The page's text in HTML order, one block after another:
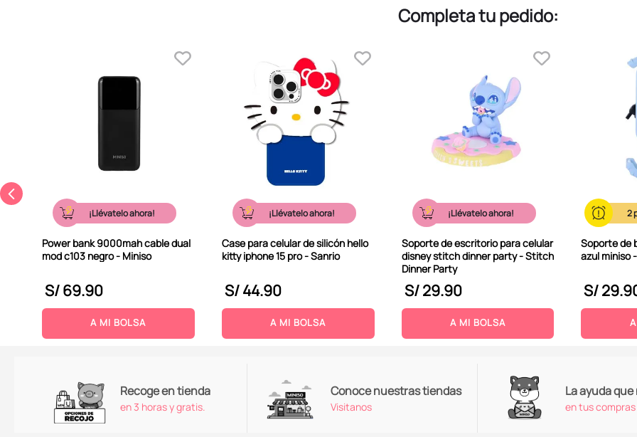
Completa tu pedido:
¡Llévatelo ahora!
Power bank 9000mah cable dual
mod c103 negro - Miniso
S/69.90
A MI BOLSA
¡Llévatelo ahora!
Case para celular de silicón hello
kitty iphone 15 pro - Sanrio
S/44.90
A MI BOLSA
¡Llévatelo ahora!
Soporte de escritorio para celular
disney stitch dinner party - Stitch
Dinner Party
S/29.90
A MI BOLSA
2
Soporte de
azul miniso
S/29.
Recoge en tienda
en 3 horas y gratis.
Conoce nuestras tiendas
Visitanos
La ayuda
en tus compras